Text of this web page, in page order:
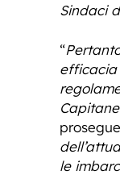
Sindaci
“
efficacia
le